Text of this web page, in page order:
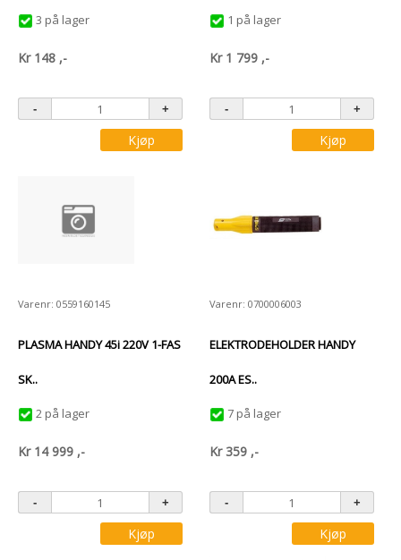
3 på lager
Kr 148 ,-
Kjøp
1 på lager
Kr 1 799 ,-
Kjøp
Varenr: 0559160145
PLASMA HANDY 45i 220V 1-FAS
SK..
2 på lager
Kr 14 999 ,-
Kjøp
Varenr: 0700006003
ELEKTRODEHOLDER HANDY
200A ES..
7 på lager
Kr359 ,-
Kjøp